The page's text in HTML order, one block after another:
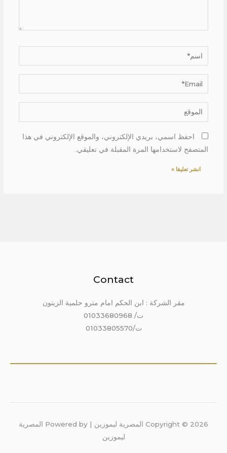
اسم*
Email*
الموقع
احفظ اسمي، بريدي الإلكتروني، والموقع الإلكتروني في هذا
المتصفح لاستخدامها المرة المقبلة في تعليقي.
Contact
مقر الشركة : ابن الحكم امام مترو حلمية الزيتون
ت/ 01033680968
ت/01033805570
Copyright © 2026 المصرية ليموزين | Powered by المصرية
ليموزين